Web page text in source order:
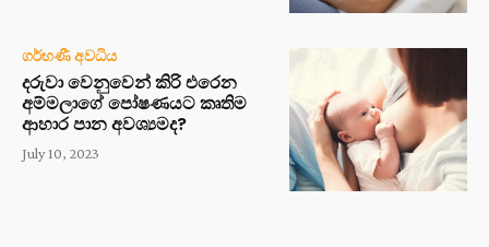
ගර්භණී අවධිය
දරුවා වෙනුවෙන් කිරි එරෙන
අම්මලාගේ පෝෂණයට කෘතිම
ආහාර පාන අවශ්‍යමද?
July 10, 2023